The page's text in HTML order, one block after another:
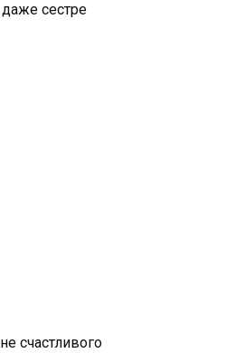
сестре
счастливого